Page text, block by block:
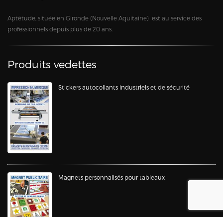
Aptétude, située en Gironde (Nouvelle Aquitaine) est au service des
professionnels depuis plus de 20 ans.
Produits vedettes
Stickers autocollants industriels et de sécurité
Magnets personnalisés pour tableaux